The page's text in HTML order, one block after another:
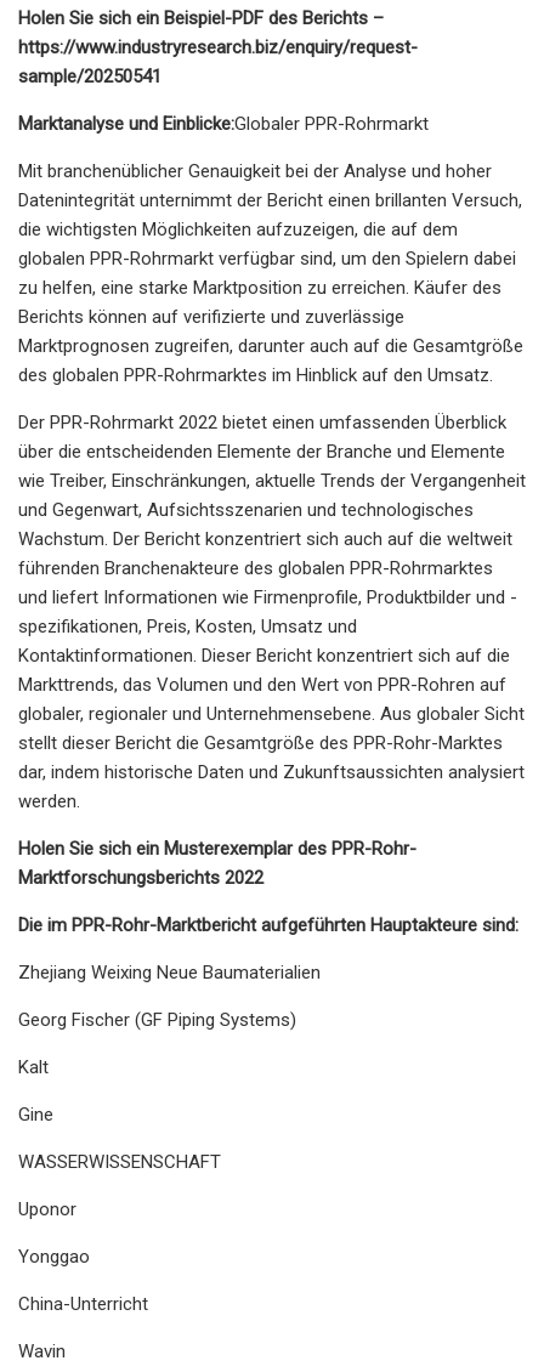
Holen Sie sich ein Beispiel-PDF des Berichts –
https://www.industryresearch.biz/enquiry/request-
sample/20250541
Marktanalyse und Einblicke:Globaler PPR-Rohrmarkt
Mit branchenüblicher Genauigkeit bei der Analyse und hoher
Datenintegrität unternimmt der Bericht einen brillanten Versuch,
die wichtigsten Möglichkeiten aufzuzeigen, die auf dem
globalen PPR-Rohrmarkt verfügbar sind, um den Spielern dabei
zu helfen, eine starke Marktposition zu erreichen. Käufer des
Berichts können auf verifizierte und zuverlässige
Marktprognosen zugreifen, darunter auch auf die Gesamtgröße
des globalen PPR-Rohrmarktes im Hinblick auf den Umsatz.
Der PPR-Rohrmarkt 2022 bietet einen umfassenden Überblick
über die entscheidenden Elemente der Branche und Elemente
wie Treiber, Einschränkungen, aktuelle Trends der Vergangenheit
und Gegenwart, Aufsichtsszenarien und technologisches
Wachstum. Der Bericht konzentriert sich auch auf die weltweit
führenden Branchenakteure des globalen PPR-Rohrmarktes
und liefert Informationen wie Firmenprofile, Produktbilder und -
spezifikationen, Preis, Kosten, Umsatz und
Kontaktinformationen. Dieser Bericht konzentriert sich auf die
Markttrends, das Volumen und den Wert von PPR-Rohren auf
globaler, regionaler und Unternehmensebene. Aus globaler Sicht
stellt dieser Bericht die Gesamtgröße des PPR-Rohr-Marktes
dar, indem historische Daten und Zukunftsaussichten analysiert
werden.
Holen Sie sich ein Musterexemplar des PPR-Rohr-
Marktforschungsberichts 2022
Die im PPR-Rohr-Marktbericht aufgeführten Hauptakteure sind:
Zhejiang Weixing Neue Baumaterialien
Georg Fischer (GF Piping Systems)
Kalt
Gine
WASSERWISSENSCHAFT
Uponor
Yonggao
China-Unterricht
Wavin